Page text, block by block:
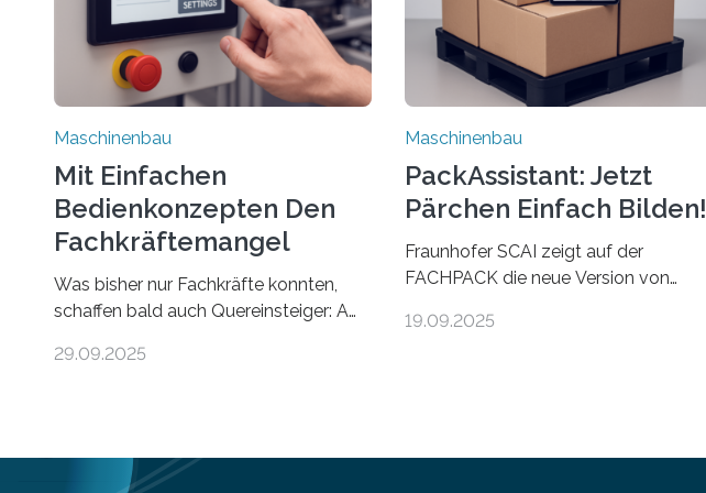
Maschinenbau
Mit Einfachen
Bedienkonzepten Den
Fachkräftemangel
Bekämpfen
Was bisher nur Fachkräfte konnten,
schaffen bald auch Quereinsteiger: Am
Forscher vom Fraunhofer IPA das
können. Die zugrunde liegende
29.09.2025
Maschinenbau
PackAssistant: Jetzt
Pärchen Einfach Bilden!
Fraunhofer SCAI zeigt auf der
FACHPACK die neue Version von
weltweit nutzen die Software in den
verpacken. Die Anordnung kann der
19.09.2025